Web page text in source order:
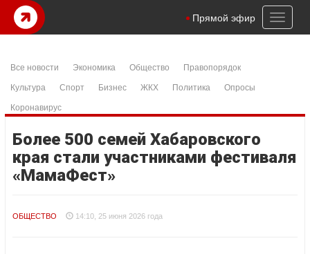
Toggle
Прямой эфир
Все новости Экономика Общество
Правопорядок
Культура
Спорт Бизнес ЖКХ Политика
Опросы
Коронавирус
Более 500 семей Хабаровского
края стали участниками фестиваля
«МамаФест»
ОБЩЕСТВО 14:10, 25 июня 2026 года